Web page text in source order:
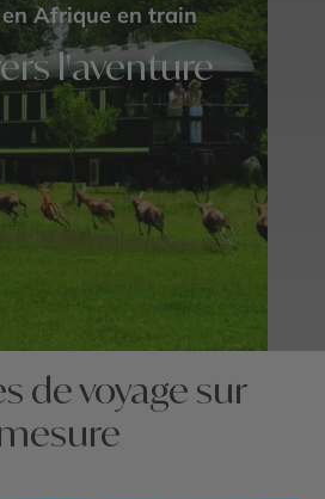
Afrique en train
l'aventure
de voyage sur